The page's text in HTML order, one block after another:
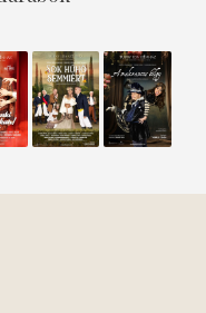
Sok
hűhó
semmiért
A
makrancos
hölgy